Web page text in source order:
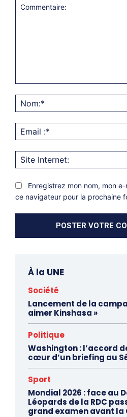
Enregistrez mon nom, mon
ce navigateur pour la prochaine
À la UNE
Société
Lancement de la
aimer Kinshasa »
Politique
Washington : l’accord
cœur d’un briefing au
Sport
Mondial 2026 : face au
Léopards de la RDC
grand examen avant la